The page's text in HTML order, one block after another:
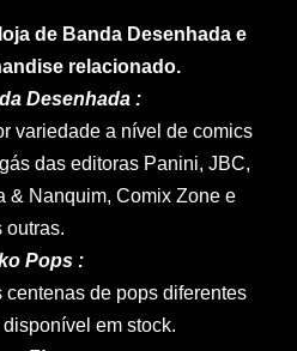
de Banda Desenhada e
relacionado.
Desenhada :
variedade a nível de comics
das editoras Panini, JBC,
& Nanquim, Comix Zone e
outras.
Pops :
centenas de pops diferentes
em stock.